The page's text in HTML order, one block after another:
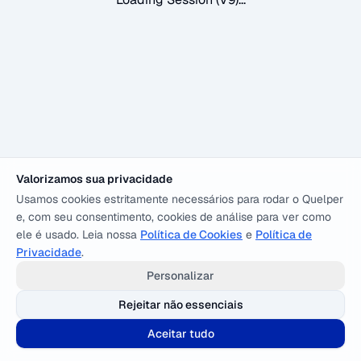
Valorizamos sua privacidade
Usamos cookies estritamente necessários para rodar o Quelper
e, com seu consentimento, cookies de análise para ver como
ele é usado. Leia nossa Política de Cookies e Política de
Privacidade.
Personalizar
Rejeitar não essenciais
Aceitar tudo